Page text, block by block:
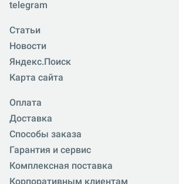
telegram
Статьи
Новости
Яндекс.Поиск
Карта сайта
Оплата
Доставка
Способы заказа
Гарантия и сервис
Комплексная поставка
Корпоративным клиентам